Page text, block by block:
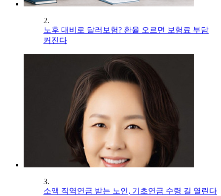
2.
노후 대비로 달러보험? 환율 오르면 보험료 부담
커진다
3.
소액 직역연금 받는 노인, 기초연금 수령 길 열린다